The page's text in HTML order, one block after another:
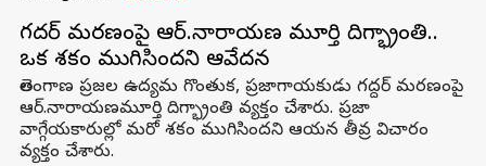
గద్దర్‌ మరణంపై ఆర్‌.నారాయణ మూర్తి దిగ్భ్రాంతి..
ఒక శకం ముగిసిందని ఆవేదన
తెలంగాణ ప్రజల ఉద్యమ గొంతుక, ప్రజాగాయకుడు గద్దర్ మరణంపై
ఆర్‌.నారాయణమూర్తి దిగ్భ్రాంతి వ్యక్తం చేశారు. ప్రజా
వాగ్గేయకారుల్లో మరో శకం ముగిసిందని ఆయన తీవ్ర విచారం
వ్యక్తం చేశారు.